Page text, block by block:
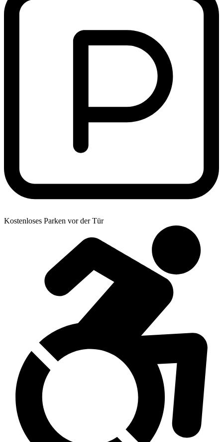
Kostenloses Parken vor der Tür